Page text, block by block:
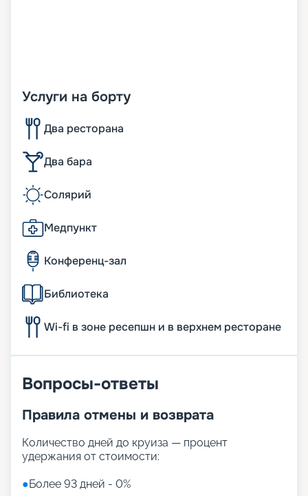
Услуги на борту
Два ресторана
Два бара
Солярий
Медпункт
Конференц-зал
Библиотека
Wi-fi в зоне ресепшн и в верхнем ресторане
Вопросы-ответы
Правила отмены и возврата
Количество дней до круиза — процент
удержания от стоимости:
●Более 93 дней - 0%